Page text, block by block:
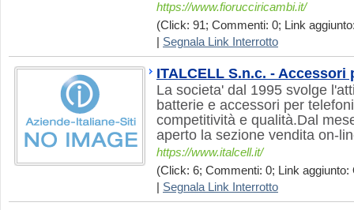
https://www.fiorucciricambi.it/
(Click: 91; Commenti: 0; Link
Segnala Link Interrotto
ITALCELL S.n.c. -
La societa' dal 1995 svolge
batterie e accessori per
competitività e qualità.Dal
aperto la sezione vendita on-
https://www.italcell.it/
(Click: 6; Commenti: 0; Link aggiunto:
Segnala Link Interrotto